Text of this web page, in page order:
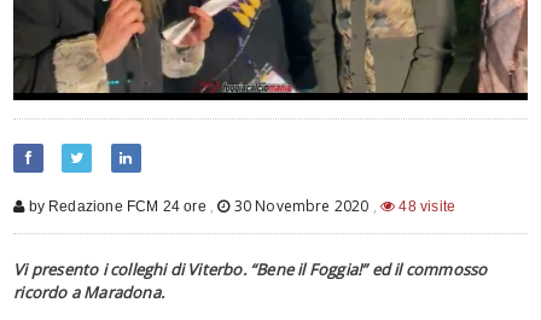
by Redazione FCM 24 ore , 30 Novembre 2020 , 48 visite
Vi presento i colleghidi Viterbo. “Bene il Foggia!”ed il commosso
ricordo a Maradona.